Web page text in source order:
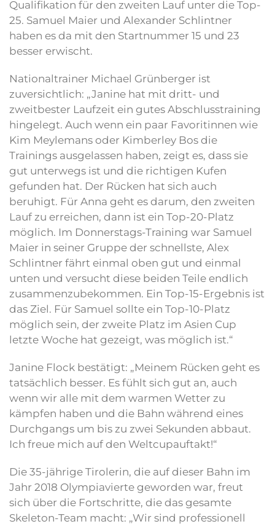
Qualifikation für den zweiten Lauf unter die Top-
25. Samuel Maier und Alexander Schlintner
haben es da mit den Startnummer 15 und 23
besser erwischt.
Nationaltrainer Michael Grünberger ist
zuversichtlich: „Janine hat mit dritt- und
zweitbester Laufzeit ein gutes Abschlusstraining
hingelegt. Auch wenn ein paar Favoritinnen wie
Kim Meylemans oder Kimberley Bos die
Trainings ausgelassen haben, zeigt es, dass sie
gut unterwegs ist und die richtigen Kufen
gefunden hat. Der Rücken hat sich auch
beruhigt. Für Anna geht es darum, den zweiten
Lauf zu erreichen, dann ist ein Top-20-Platz
möglich. Im Donnerstags-Training war Samuel
Maier in seiner Gruppe der schnellste, Alex
Schlintner fährt einmal oben gut und einmal
unten und versucht diese beiden Teile endlich
zusammenzubekommen. Ein Top-15-Ergebnis ist
das Ziel. Für Samuel sollte ein Top-10-Platz
möglich sein, der zweite Platz im Asien Cup
letzte Woche hat gezeigt, was möglich ist.“
Janine Flock bestätigt: „Meinem Rücken geht es
tatsächlich besser. Es fühlt sich gut an, auch
wenn wir alle mit dem warmen Wetter zu
kämpfen haben und die Bahn während eines
Durchgangs um bis zu zwei Sekunden abbaut.
Ich freue mich auf den Weltcupauftakt!“
Die 35-jährige Tirolerin, die auf dieser Bahn im
Jahr 2018 Olympiavierte geworden war, freut
sich über die Fortschritte, die das gesamte
Skeleton-Team macht: „Wir sind professionell